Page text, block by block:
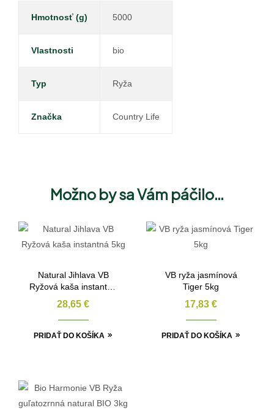
Hmotnosť (g) 5000
Vlastnosti bio
Typ Ryža
Značka Country Life
Možno by sa Vám páčilo…
Natural Jihlava VB
Ryžová kaša instantná
5kg
28,65 €
PRIDAŤ DO KOŠÍKA
VB ryža jasmínová
Tiger 5kg
17,83 €
PRIDAŤ DO KOŠÍKA